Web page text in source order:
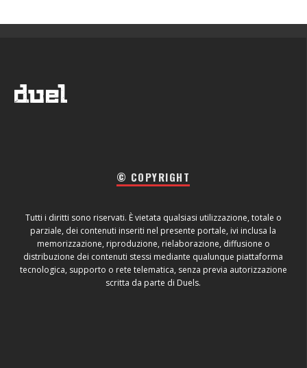
© COPYRIGHT
Tutti i diritti sono riservati. È vietata qualsiasi utilizzazione, totale o
parziale, dei contenuti inseriti nel presente portale, ivi inclusa la
memorizzazione, riproduzione, rielaborazione, diffusione o
distribuzione dei contenuti stessi mediante qualunque piattaforma
tecnologica, supporto o rete telematica, senza previa autorizzazione
scritta da parte di Duels.